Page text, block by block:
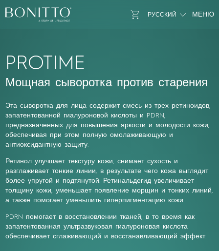
Bonitto Aesthetic Go to CartРУССКИЙ МЕНЮ
PROTIME
Мощная сыворотка против старения
Эта сыворотка для лица содержит смесь из трех ретиноидов,
запатентованной гиалуроновой кислоты и PDRN,
предназначенных для повышения яркости и молодости кожи,
обеспечивая при этом полную омолаживающую и
антиоксидантную защиту.
Ретинол улучшает текстуру кожи, снимает сухость и
разглаживает тонкие линии, в результате чего кожа выглядит
более упругой и подтянутой. Ретинальдегид увеличивает
толщину кожи, уменьшает появление морщин и тонких линий,
а также помогает уменьшить гиперпигментацию кожи.
PDRN помогает в восстановлении тканей, в то время как
запатентованная ультразвуковая гиалуроновая кислота
обеспечивает сглаживающий и восстанавливающий эффект.